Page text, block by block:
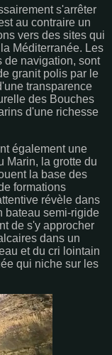
s'arrêter
au contraire un
vers des sites qui
Méditerranée. Les
de navigation, sont
granit polis par le
transparence
des Bouches
d'une richesse
également une
Marin, la grotte du
la base des
formations
révèle dans
bateau semi-rigide
de s'y approcher
dans un
et du cri lointain
qui niche sur les